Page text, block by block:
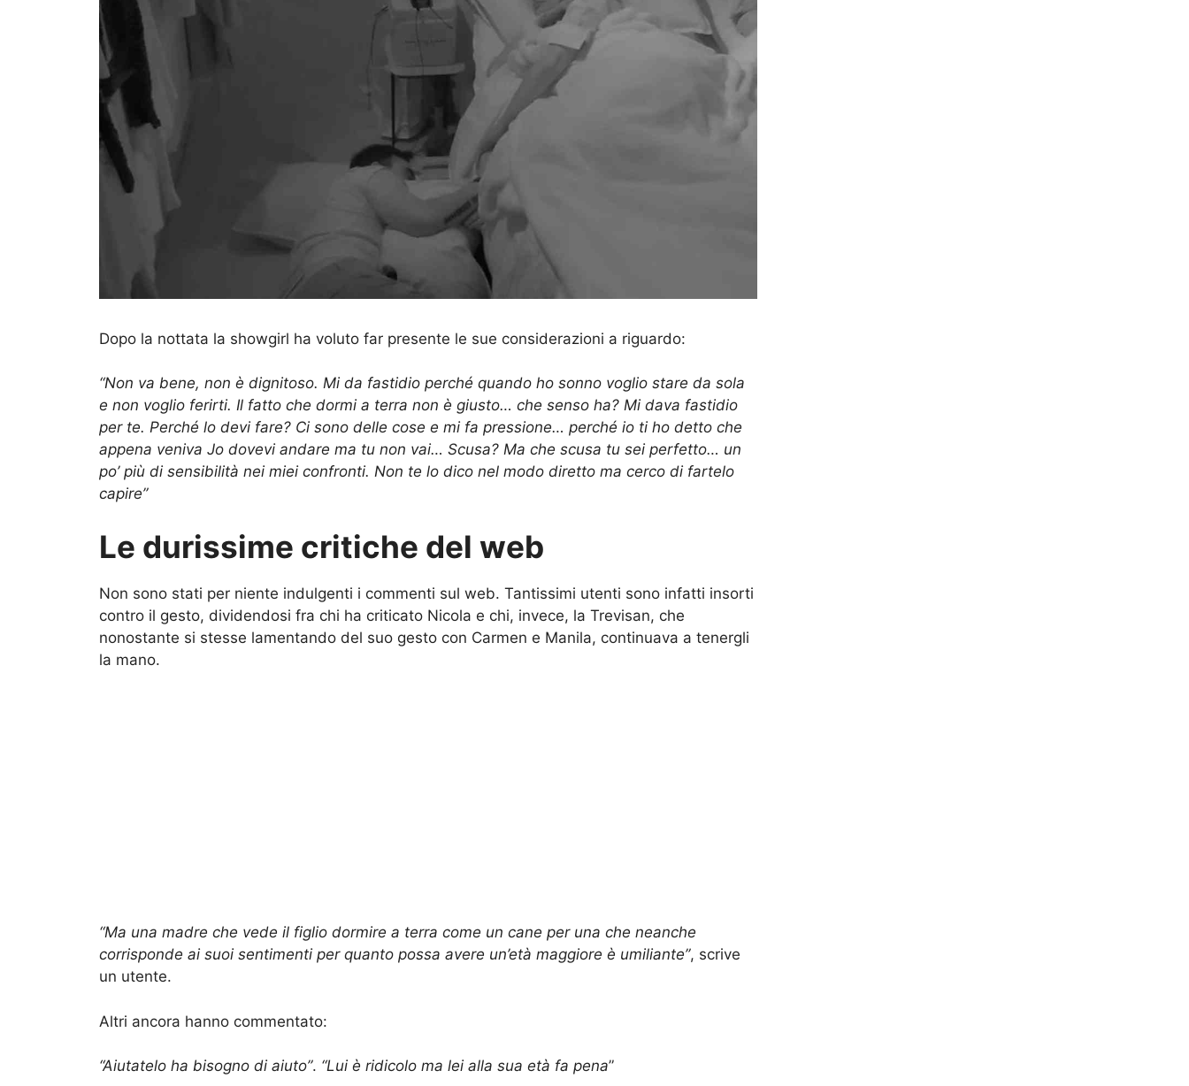
Dopo la nottata la showgirl ha voluto far presente le sue considerazioni a riguardo:
“Non va bene, non è dignitoso. Mi da fastidio perché quando ho sonno voglio stare da sola
e non voglio ferirti. Il fatto che dormi a terra non è giusto… che senso ha? Mi dava fastidio
per te. Perché lo devi fare? Ci sono delle cose e mi fa pressione… perché io ti ho detto che
appena veniva Jo dovevi andare ma tu non vai… Scusa? Ma che scusa tu sei perfetto… un
po’ più di sensibilità nei miei confronti. Non te lo dico nel modo diretto ma cerco di fartelo
capire”
Le durissime critiche del web
Non sono stati per niente indulgenti i commenti sul web. Tantissimi utenti sono infatti insorti
contro il gesto, dividendosi fra chi ha criticato Nicola e chi, invece, la Trevisan, che
nonostante si stesse lamentando del suo gesto con Carmen e Manila, continuava a tenergli
la mano.
“Ma una madre che vede il figlio dormire a terra come un cane per una che neanche
corrisponde ai suoi sentimenti per quanto possa avere un’età maggiore è umiliante”, scrive
un utente.
Altri ancora hanno commentato:
“Aiutatelo ha bisogno di aiuto”. “Lui è ridicolo ma lei alla sua età fa pena”